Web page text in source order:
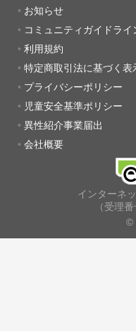
お知らせ
コミュニティガイドライ
利用規約
特定商取引法に基づく表
プライバシーポリシー
児童安全基準ポリシー
異性紹介事業届出
会社概要
インターネ
（受理
©